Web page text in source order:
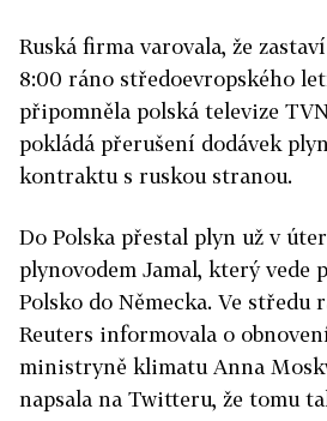
Ruská firma varovala, že
8:00 ráno středoevropského
připomněla polská televize
pokládá přerušení dodávek
kontraktu s ruskou stranou.
Do Polska přestal plyn už v
plynovodem Jamal, který vede
Polsko do Německa. Ve středu
Reuters informovala o
ministryně klimatu Anna
napsala na Twitteru, že tomu